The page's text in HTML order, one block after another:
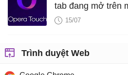
tab đang mở trên
15/07
Trình duyệt Web